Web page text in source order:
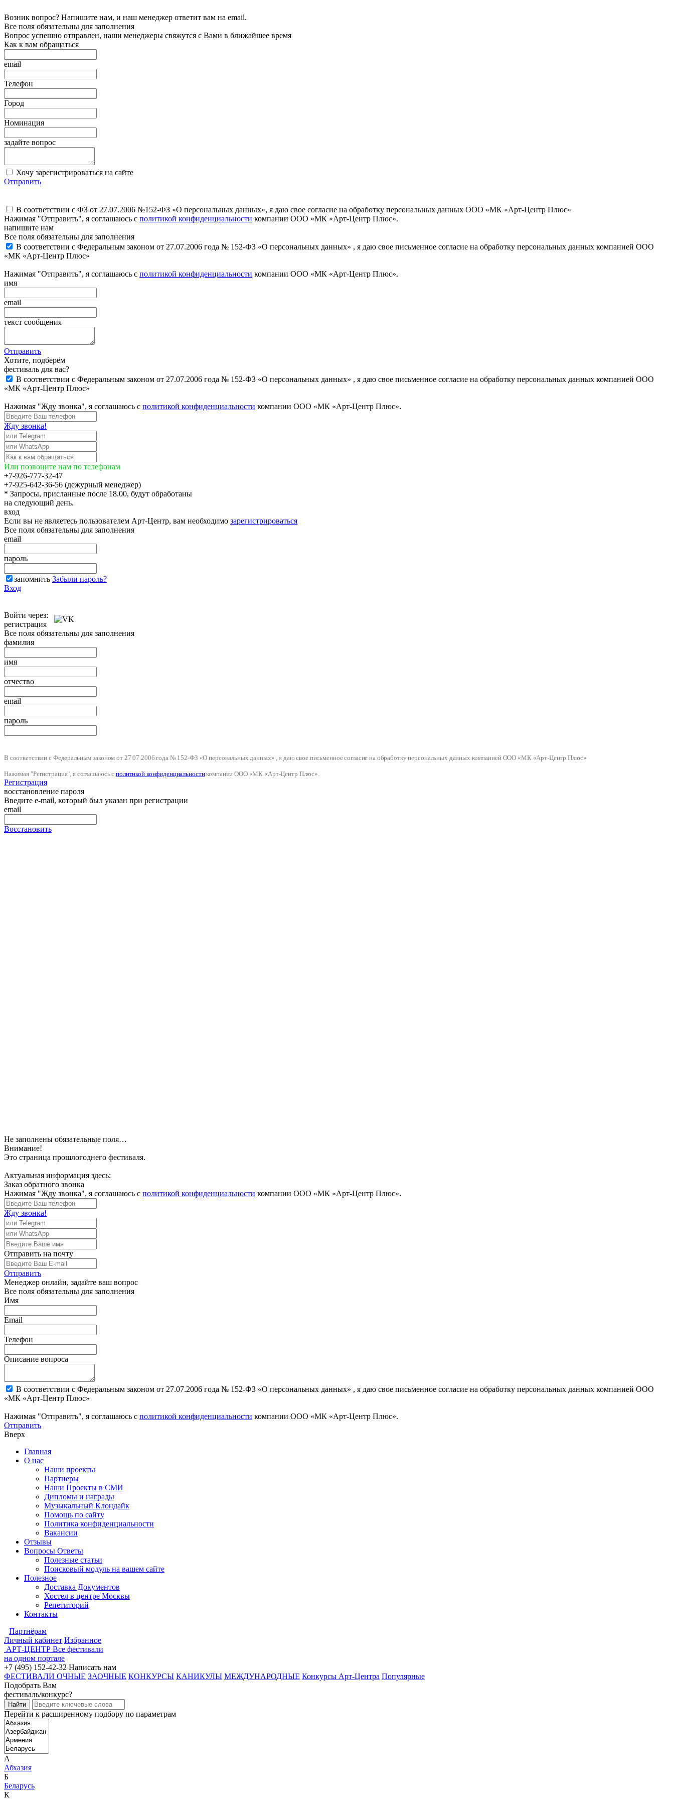
Возник вопрос? Напишите нам, и наш менеджер ответит вам на email.
Все поля обязательны для заполнения
Вопрос успешно отправлен, наши менеджеры свяжутся с Вами в ближайшее время
Как к вам обращаться
email
Телефон
Город
Номинация
задайте вопрос
Хочу зарегистрироваться на сайте
Отправить
В соответствии с ФЗ от 27.07.2006 №152-ФЗ «О персональных данных», я даю свое согласие на обработку персональных данных ООО «МК «Арт-Центр Плюс»
Нажимая "Отправить", я соглашаюсь с политикой конфиденциальности компании ООО «МК «Арт-Центр Плюс».
напишите нам
Все поля обязательны для заполнения
В соответствии с Федеральным законом от 27.07.2006 года № 152-ФЗ «О персональных данных» , я даю свое письменное согласие на обработку персональных данных компанией ООО
«МК «Арт-Центр Плюс»
Нажимая "Отправить", я соглашаюсь с политикой конфиденциальности компании ООО «МК «Арт-Центр Плюс».
имя
email
текст сообщения
Отправить
Хотите, подберём
фестиваль для вас?
В соответствии с Федеральным законом от 27.07.2006 года № 152-ФЗ «О персональных данных» , я даю свое письменное согласие на обработку персональных данных компанией ООО
«МК «Арт-Центр Плюс»
Нажимая "Жду звонка", я соглашаюсь с политикой конфиденциальности компании ООО «МК «Арт-Центр Плюс».
Жду звонка!
Или позвоните нам по телефонам
+7-926-777-32-47
+7-925-642-36-56 (дежурный менеджер)
* Запросы, присланные после 18.00, будут обработаны
на следующий день.
вход
Если вы не являетесь пользователем Арт-Центр, вам необходимо зарегистрироваться
Все поля обязательны для заполнения
email
пароль
запомнить Забыли пароль?
Вход
Войти через:
регистрация
Все поля обязательны для заполнения
фамилия
имя
отчество
email
пароль
В соответствии с Федеральным законом от 27.07.2006 года № 152-ФЗ «О персональных данных» , я даю свое письменное согласие на обработку персональных данных компанией ООО «МК «Арт-Центр Плюс»
Нажимая "Регистрация", я соглашаюсь сполитикой конфиденциальностикомпании ООО «МК «Арт-Центр Плюс».
Регистрация
восстановление пароля
Введите e-mail, который был указан при регистрации
email
Восстановить
Не заполнены обязательные поля…
Внимание!
Это страница прошлогоднего фестиваля.
Актуальная информация здесь:
Заказ обратного звонка
Нажимая "Жду звонка", я соглашаюсь с политикой конфиденциальности компании ООО «МК «Арт-Центр Плюс».
Жду звонка!
Отправить на почту
Отправить
Менеджер онлайн, задайте ваш вопрос
Все поля обязательны для заполнения
Имя
Email
Телефон
Описание вопроса
В соответствии с Федеральным законом от 27.07.2006 года № 152-ФЗ «О персональных данных» , я даю свое письменное согласие на обработку персональных данных компанией ООО
«МК «Арт-Центр Плюс»
Нажимая "Отправить", я соглашаюсь с политикой конфиденциальности компании ООО «МК «Арт-Центр Плюс».
Отправить
Вверх
Главная
О нас
Наши проекты
Партнеры
Наши Проекты в СМИ
Дипломы и награды
Музыкальный Клондайк
Помощь по сайту
Политика конфиденциальности
Вакансии
Отзывы
Вопросы Ответы
Полезные статьи
Поисковый модуль на вашем сайте
Полезное
Доставка Документов
Хостел в центре Москвы
Репетиторий
Контакты
Партнёрам
Личный кабинет Избранное
АРТ-ЦЕНТР Все фестивали
на одном портале
+7 (495) 152-42-32 Написать нам
ФЕСТИВАЛИ ОЧНЫЕ ЗАОЧНЫЕ КОНКУРСЫ КАНИКУЛЫ МЕЖДУНАРОДНЫЕ Конкурсы Арт-Центра Популярные
Подобрать Вам
фестиваль/конкурс?
Перейти к расширенному подбору по параметрам
А
Абхазия
Б
Беларусь
К